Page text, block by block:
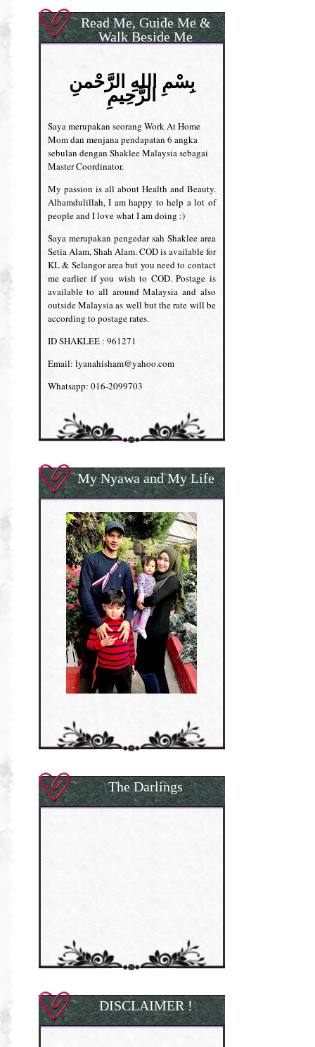
Read Me, Guide Me &
Walk Beside Me
بِسْمِ اللهِ الرَّحْمنِ
الرَّحِيمِ
Saya merupakan seorang Work At Home
Mom dan menjana pendapatan 6 angka
sebulan dengan Shaklee Malaysia sebagai
Master Coordinator.
My passion is all about Health and Beauty.
Alhamdulillah, I am happy to help a lot of
people and I love what I am doing :)
Saya merupakan pengedar sah Shaklee area
Setia Alam, Shah Alam. COD is available for
KL & Selangor area but you need to contact
me earlier if you wish to COD. Postage is
available to all around Malaysia and also
outside Malaysia as well but the rate will be
according to postage rates.
ID SHAKLEE : 961271
Email: lyanahisham@yahoo.com
Whatsapp: 016-2099703
My Nyawa and My Life
The Darlings
DISCLAIMER !